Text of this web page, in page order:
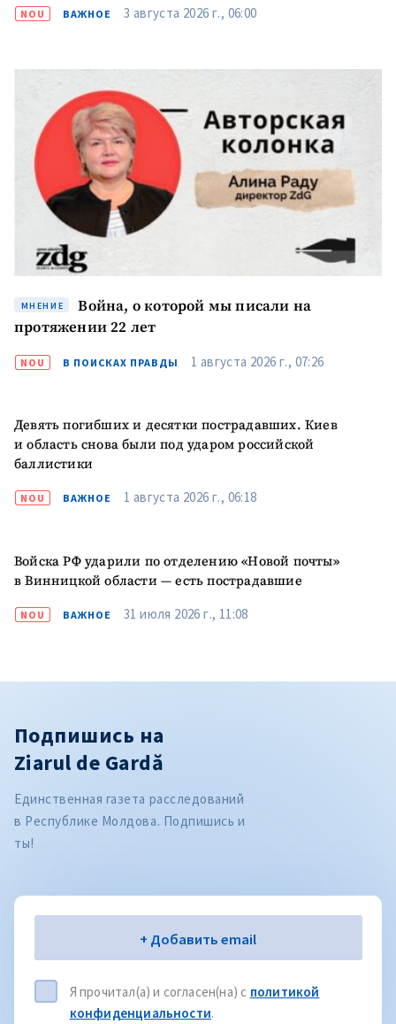
NOU ВАЖНОЕ 3 августа 2026 г., 06:00
МНЕНИЕ
Война, о которой мы писали на
протяжении 22 лет
NOU В ПОИСКАХ ПРАВДЫ 1 августа 2026 г., 07:26
Девять погибших и десятки пострадавших. Киев
и область снова были под ударом российской
баллистики
NOU ВАЖНОЕ 1 августа 2026 г., 06:18
Войска РФ ударили по отделению «Новой почты»
в Винницкой области — есть пострадавшие
NOU ВАЖНОЕ 31 июля 2026 г., 11:08
Подпишись на
Ziarul de Gardă
Единственная газета расследований
в Республике Молдова. Подпишись и
ты!
Электронная почта+ Добавить email
Я прочитал(а) и согласен(на) с политикой
конфиденциальности.